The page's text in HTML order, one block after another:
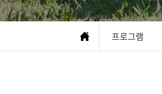
프로그램